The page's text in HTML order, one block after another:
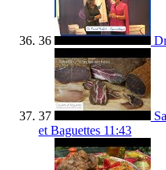
36
37
et Baguettes 11:43